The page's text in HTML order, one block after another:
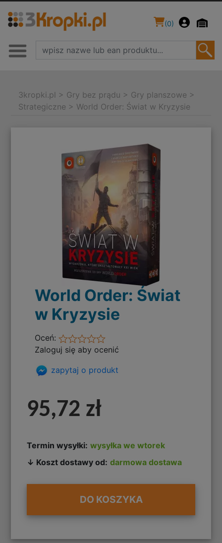
(0)
3kropki.pl > Gry bez prądu > Gry planszowe >
Strategiczne > World Order: Świat w Kryzysie
World Order: Świat
w Kryzysie
Oceń:
Zaloguj się aby ocenić
zapytaj o produkt
95,72 zł
Termin wysyłki: wysyłka we wtorek
↓ Koszt dostawy od: darmowa dostawa
DO KOSZYKA